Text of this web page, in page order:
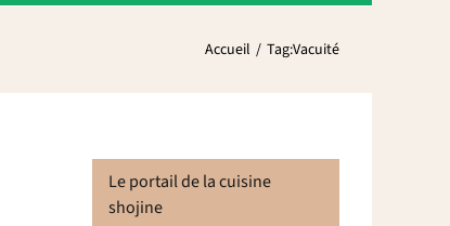
Accueil Tag:Vacuité
Le portail de la cuisine
shojine